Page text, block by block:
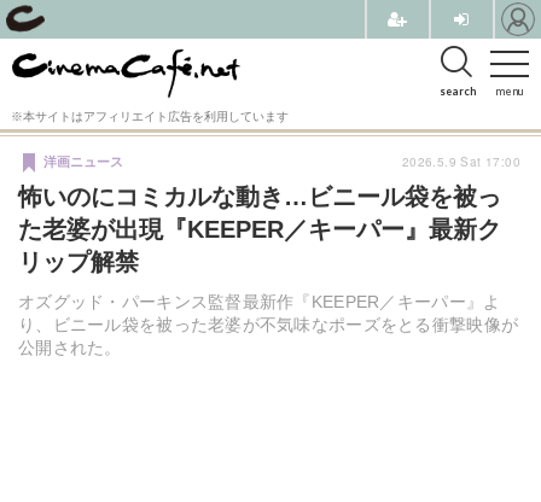
menu
search
※本サイトはアフィリエイト広告を利用しています
怖いのにコミカルな動き…ビニール袋を被っ
た老婆が出現『KEEPER／キーパー』最新ク
リップ解禁
オズグッド・パーキンス監督最新作『KEEPER／キーパー』よ
り、ビニール袋を被った老婆が不気味なポーズをとる衝撃映像が
公開された。
洋画ニュース 2026.5.9 Sat 17:00